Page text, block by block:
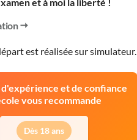
et à moi la liberté !
est réaliséesur simulateur.
et de confiance
vous recommande
Dès 18 ans